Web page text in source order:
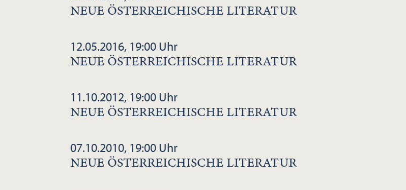
NEUE ÖSTERREICHISCHE LITERATUR
12.05.2016, 19:00 Uhr
NEUE ÖSTERREICHISCHE LITERATUR
11.10.2012, 19:00 Uhr
NEUE ÖSTERREICHISCHE LITERATUR
07.10.2010, 19:00 Uhr
NEUE ÖSTERREICHISCHE LITERATUR